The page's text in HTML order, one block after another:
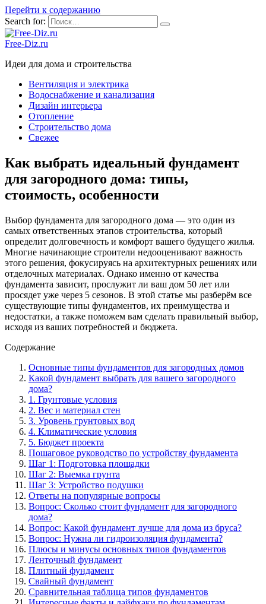
Перейти к содержанию
Search for:
Free-Diz.ru
Идеи для дома и строительства
Вентиляция и электрика
Водоснабжение и канализация
Дизайн интерьера
Отопление
Строительство дома
Свежее
Как выбрать идеальный фундамент
для загородного дома: типы,
стоимость, особенности
Выбор фундамента для загородного дома — это один из
самых ответственных этапов строительства, который
определит долговечность и комфорт вашего будущего жилья.
Многие начинающие строители недооценивают важность
этого решения, фокусируясь на архитектурных решениях или
отделочных материалах. Однако именно от качества
фундамента зависит, прослужит ли ваш дом 50 лет или
просядет уже через 5 сезонов. В этой статье мы разберём все
существующие типы фундаментов, их преимущества и
недостатки, а также поможем вам сделать правильный выбор,
исходя из ваших потребностей и бюджета.
Содержание
Основные типы фундаментов для загородных домов
Какой фундамент выбрать для вашего загородного
дома?
1. Грунтовые условия
2. Вес и материал стен
3. Уровень грунтовых вод
4. Климатические условия
5. Бюджет проекта
Пошаговое руководство по устройству фундамента
Шаг 1: Подготовка площадки
Шаг 2: Выемка грунта
Шаг 3: Устройство подушки
Ответы на популярные вопросы
Вопрос: Сколько стоит фундамент для загородного
дома?
Вопрос: Какой фундамент лучше для дома из бруса?
Вопрос: Нужна ли гидроизоляция фундамента?
Плюсы и минусы основных типов фундаментов
Ленточный фундамент
Плитный фундамент
Свайный фундамент
Сравнительная таблица типов фундаментов